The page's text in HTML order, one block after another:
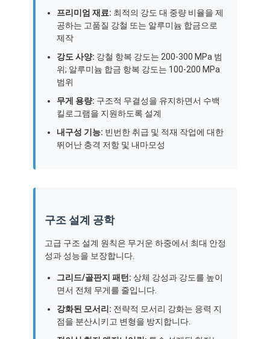
프리미엄 재료: 최적의 강도 대 중량 비율을 제
공하는 고품질 강철 또는 알루미늄 합금으로
제작
강도 사양: 강철 항복 강도는 200-300 MPa 범
위; 알루미늄 합금 항복 강도는 100-200 MPa
범위
무게 용량: 구조적 무결성을 유지하면서 수백
킬로그램을 지원하도록 설계
내구성 기능: 빈번한 취급 및 적재 작업에 대한
뛰어난 충격 저항 및 내마모성
구조 설계 공학
고급 구조 설계 원칙은 무거운 하중에서 최대 안정
성과 성능을 보장합니다.
그리드/골판지 패턴: 상체 강성과 강도를 높이
면서 전체 무게를 줄입니다.
강화된 모서리: 전략적 모서리 강화는 응력 지
점을 분산시키고 변형을 방지합니다.